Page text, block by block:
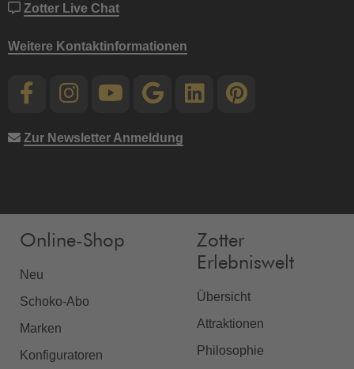
Zotter Live Chat
Weitere Kontaktinformationen
Zur Newsletter Anmeldung
Online-Shop
Neu
Schoko-Abo
Marken
Konfiguratoren
Zotter
Erlebniswelt
Übersicht
Attraktionen
Philosophie